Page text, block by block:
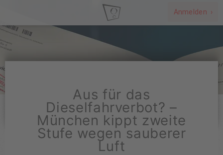
Anmelden ›
Aus für das
Dieselfahrverbot? –
München kippt zweite
Stufe wegen sauberer
Luft